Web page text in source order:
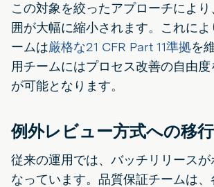
この対象を絞ったアプローチによ
囲が大幅に縮小されます。これに
ームは厳格な21 CFR Part 11準拠を
用チームにはプロセス改善の自由度
が可能となります。
例外レビュー方式への移行
従来の運用では、バッチリリースが
なっています。品質保証チームは、